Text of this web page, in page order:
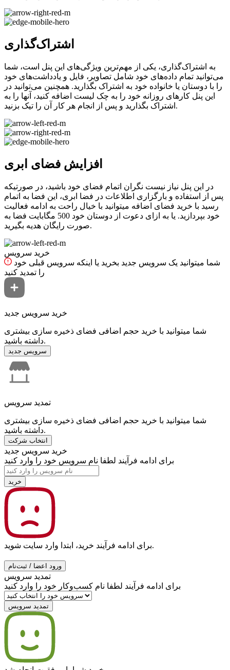
اشتراک‌گذاری
به اشتراک‌گذاری، یکی از مهم‌ترین ویژگی‌های این پنل است، شما
می‌توانید تمام داده‌های خود شامل تصاویر، فایل و یادداشت‌های خود
را با دوستان یا خانواده خود به اشتراک بگذارید. همچنین می‌توانید در
این پنل کارهای روزانه خود را به چک لیست اضافه کنید، آنها را به
اشتراک بگذارید و پس از انجام هر کار آن را تیک بزنید.
افزایش فضای ابری
در این پنل نیاز نیست نگران اتمام فضای خود باشید، در صورتیکه
پس از استفاده و بارگزاری اطلاعات در فضا ابری، این فضا به اتمام
رسید با خرید فضای اضافه میتوانید با خیال راحت به ادامه فعالیت
خود بپردازید. یا به ازای دعوت از دوستان خود 500 مگابایت فضا به
صورت رایگان هدیه بگیرید.
خرید سرویس
را تمدید کنید
خرید سرویس جدید
شما میتوانید با خرید حجم اضافی فضای ذخیره سازی بیشتری
داشته باشید.
سرویس جدید
تمدید سرویس
شما میتوانید با خرید حجم اضافی فضای ذخیره سازی بیشتری
داشته باشید.
انتخاب شرکت
خرید سرویس جدید
برای ادامه فرآیند لطفا نام سرویس خود را وارد کنید
خرید
برای ادامه فرآیند خرید، ابتدا وارد سایت شوید.
ورود اعضا / ثبت‌نام
تمدید سرویس
برای ادامه فرآیند لطفا نام کسب‌وکار خود را وارد کنید
تمدید سرویس